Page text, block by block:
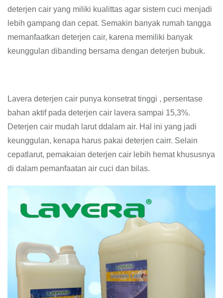
deterjen cair yang miliki kualittas agar sistem cuci menjadi
lebih gampang dan cepat. Semakin banyak rumah tangga
memanfaatkan deterjen cair, karena memiliki banyak
keunggulan dibanding bersama dengan deterjen bubuk.
Lavera deterjen cair punya konsetrat tinggi , persentase
bahan aktif pada deterjen cair lavera sampai 15,3%.
Deterjen cair mudah larut ddalam air. Hal ini yang jadi
keunggulan, kenapa harus pakai deterjen cairr. Selain
cepatlarut, pemakaian deterjen cair lebih hemat khususnya
di dalam pemanfaatan air cuci dan bilas.